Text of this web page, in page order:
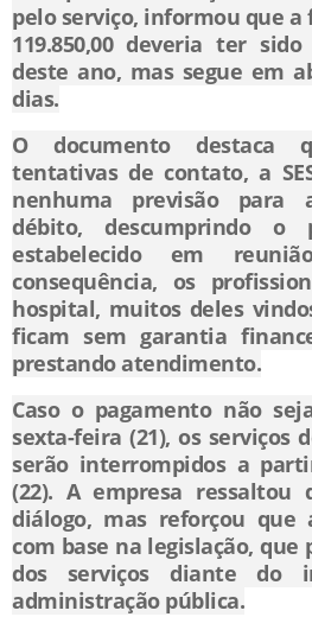
pelo serviço, informou que a
119.850,00 deveria ter
deste ano, mas segue em
dias.
O documento destaca
tentativas de contato, a
nenhuma previsão para
débito, descumprindo
estabelecido em
consequência, os
hospital, muitos deles
ficam sem garantia
prestando atendimento.
Caso o pagamento não
sexta-feira (21), os serviços
serão interrompidos a
(22). A empresa
diálogo, mas reforçou que
com base na legislação, que
dos serviços diante do
administração pública.